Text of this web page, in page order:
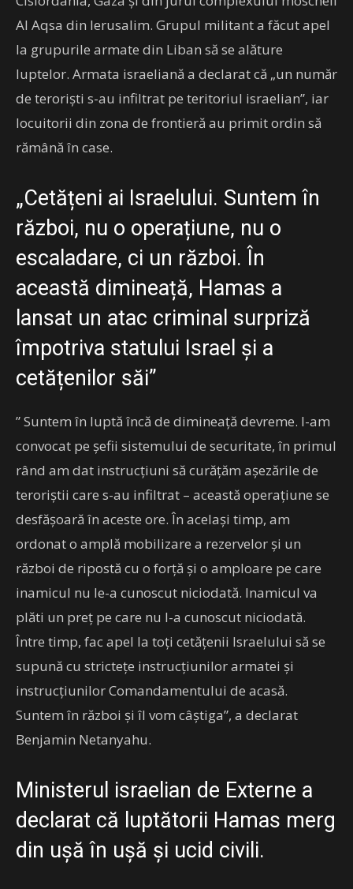
Al Aqsa din Ierusalim. Grupul militant a făcut apel
la grupurile armate din Liban să se alăture
luptelor. Armata israeliană a declarat că „un număr
de teroriști s-au infiltrat pe teritoriul israelian”, iar
locuitorii din zona de frontieră au primit ordin să
rămână în case.
„Cetățeni ai Israelului. Suntem în
război, nu o operațiune, nu o
escaladare, ci un război. În
această dimineață, Hamas a
lansat un atac criminal surpriză
împotriva statului Israel și a
cetățenilor săi”
” Suntem în luptă încă de dimineață devreme. I-am
convocat pe șefii sistemului de securitate, în primul
rând am dat instrucțiuni să curățăm așezările de
teroriștii care s-au infiltrat – această operațiune se
desfășoară în aceste ore. În același timp, am
ordonat o amplă mobilizare a rezervelor și un
război de ripostă cu o forță și o amploare pe care
inamicul nu le-a cunoscut niciodată. Inamicul va
plăti un preț pe care nu l-a cunoscut niciodată.
Între timp, fac apel la toți cetățenii Israelului să se
supună cu strictețe instrucțiunilor armatei și
instrucțiunilor Comandamentului de acasă.
Suntem în război și îl vom câștiga”, a declarat
Benjamin Netanyahu.
Ministerul israelian de Externe a
declarat că luptătorii Hamas merg
din ușă în ușă și ucid civili.